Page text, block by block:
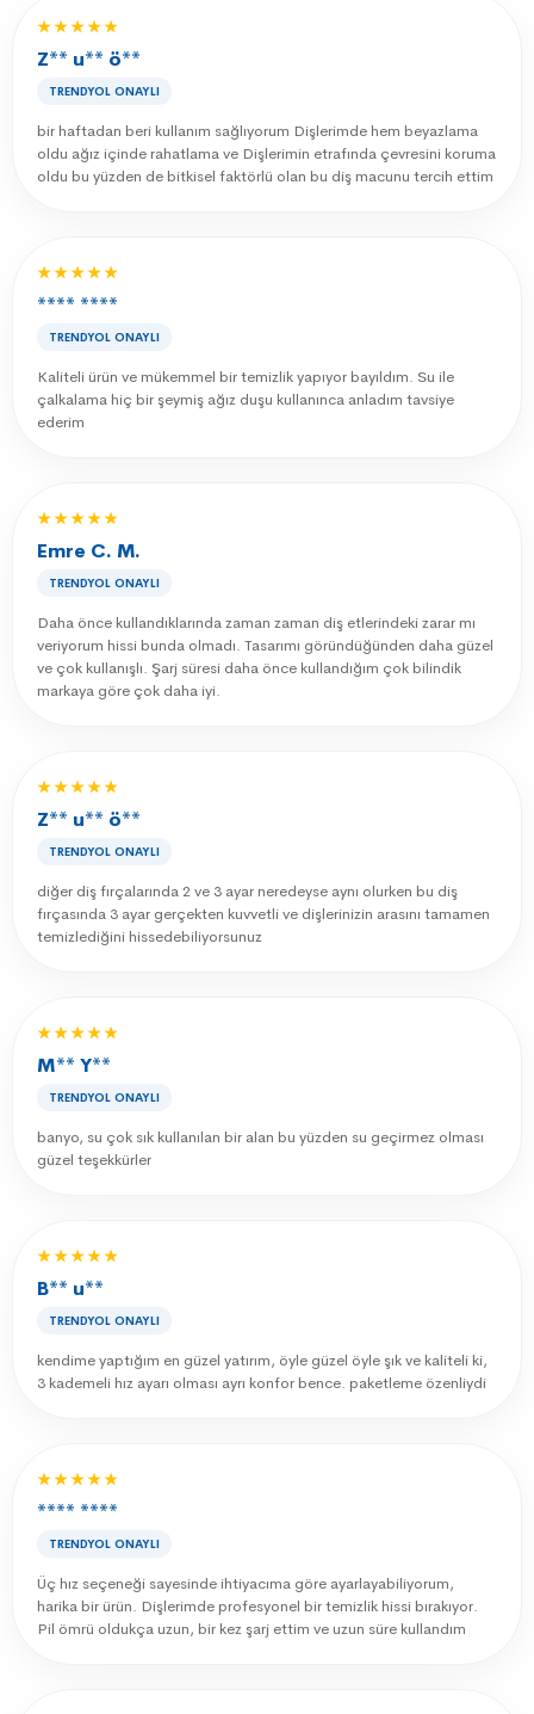
★★★★★
Z** u** ö**
TRENDYOL ONAYLI
bir haftadan beri kullanım sağlıyorum Dişlerimde hem beyazlama
oldu ağız içinde rahatlama ve Dişlerimin etrafında çevresini koruma
oldu bu yüzden de bitkisel faktörlü olan bu diş macunu tercih ettim
★★★★★
**** ****
TRENDYOL ONAYLI
Kaliteli ürün ve mükemmel bir temizlik yapıyor bayıldım. Su ile
çalkalama hiç bir şeymiş ağız duşu kullanınca anladım tavsiye
ederim
★★★★★
Emre C. M.
TRENDYOL ONAYLI
Daha önce kullandıklarında zaman zaman diş etlerindeki zarar mı
veriyorum hissi bunda olmadı. Tasarımı göründüğünden daha güzel
ve çok kullanışlı. Şarj süresi daha önce kullandığım çok bilindik
markaya göre çok daha iyi.
★★★★★
Z** u** ö**
TRENDYOL ONAYLI
diğer diş fırçalarında 2 ve 3 ayar neredeyse aynı olurken bu diş
fırçasında 3 ayar gerçekten kuvvetli ve dişlerinizin arasını tamamen
temizlediğini hissedebiliyorsunuz
★★★★★
M** Y**
TRENDYOL ONAYLI
banyo, su çok sık kullanılan bir alan bu yüzden su geçirmez olması
güzel teşekkürler
★★★★★
B** u**
TRENDYOL ONAYLI
kendime yaptığım en güzel yatırım, öyle güzel öyle şık ve kaliteli ki,
3 kademeli hız ayarı olması ayrı konfor bence. paketleme özenliydi
★★★★★
**** ****
TRENDYOL ONAYLI
Üç hız seçeneği sayesinde ihtiyacıma göre ayarlayabiliyorum,
harika bir ürün. Dişlerimde profesyonel bir temizlik hissi bırakıyor.
Pil ömrü oldukça uzun, bir kez şarj ettim ve uzun süre kullandım